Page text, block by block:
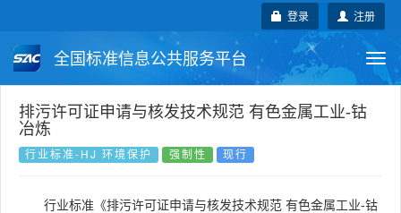
注册
登录
全国标准信息公共服务平台
国家标准 行业标准 地方标准
团体标准 企业标准
国外标准 技术委员会
排污许可证申请与核发技术规范 有色金属工业-钴
冶炼
行业标准-HJ 环境保护 强制性 现行
行业标准《排污许可证申请与核发技术规范 有色金属工业-钴